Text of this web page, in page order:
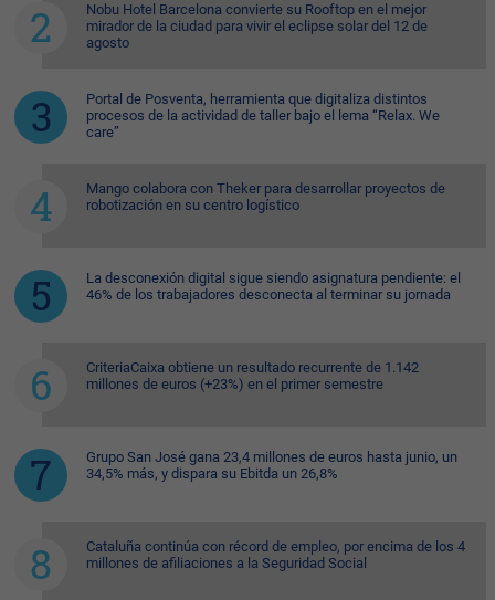
Nobu Hotel Barcelona convierte su Rooftop en el mejor
mirador de la ciudad para vivir el eclipse solar del 12 de
agosto
Portal de Posventa, herramienta que digitaliza distintos
procesos de la actividad de taller bajo el lema “Relax. We
care”
Mango colabora con Theker para desarrollar proyectos de
robotización en su centro logístico
La desconexión digital sigue siendo asignatura pendiente: el
46% de los trabajadores desconecta al terminar su jornada
CriteriaCaixa obtiene un resultado recurrente de 1.142
millones de euros (+23%) en el primer semestre
Grupo San José gana 23,4 millones de euros hasta junio, un
34,5% más, y dispara su Ebitda un 26,8%
Cataluña continúa con récord de empleo, por encima de los 4
millones de afiliaciones a la Seguridad Social